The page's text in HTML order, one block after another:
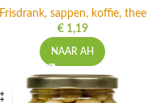
Frisdrank, sappen, koffie, thee
€1,19
NAAR AH